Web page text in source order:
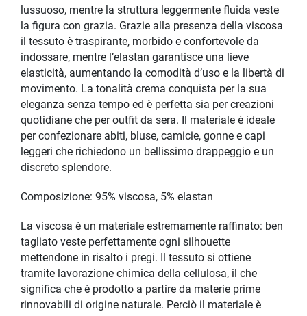
lussuoso, mentre la struttura leggermente fluida veste
la figura con grazia. Grazie alla presenza della viscosa
il tessuto è traspirante, morbido e confortevole da
indossare, mentre l’elastan garantisce una lieve
elasticità, aumentando la comodità d’uso e la libertà di
movimento. La tonalità crema conquista per la sua
eleganza senza tempo ed è perfetta sia per creazioni
quotidiane che per outfit da sera. Il materiale è ideale
per confezionare abiti, bluse, camicie, gonne e capi
leggeri che richiedono un bellissimo drappeggio e un
discreto splendore.
Composizione: 95% viscosa, 5% elastan
La viscosa è un materiale estremamente raffinato: ben
tagliato veste perfettamente ogni silhouette
mettendone in risalto i pregi. Il tessuto si ottiene
tramite lavorazione chimica della cellulosa, il che
significa che è prodotto a partire da materie prime
rinnovabili di origine naturale. Perciò il materiale è